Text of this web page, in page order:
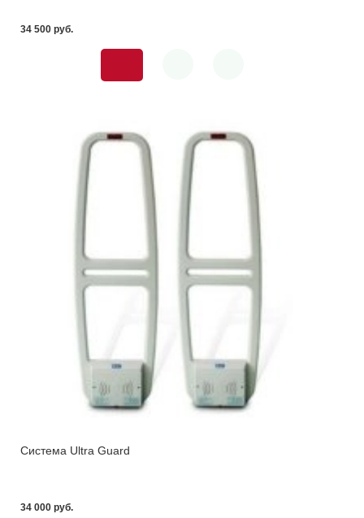
34 500 pуб.
Система Ultra Guard
34 000 pуб.